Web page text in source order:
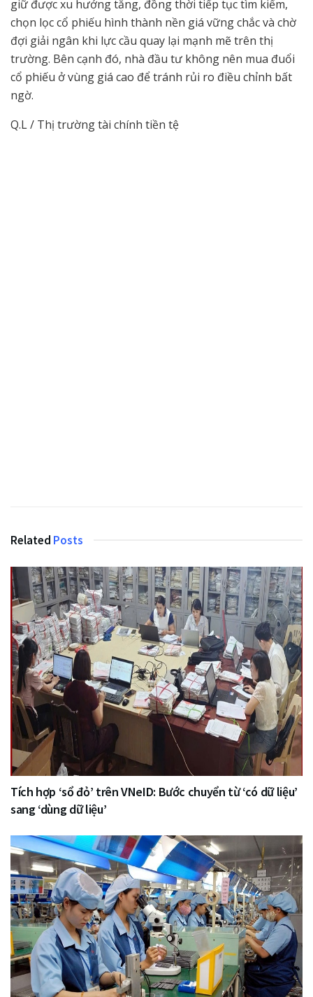
giữ được xu hướng tăng, đồng thời tiếp tục tìm kiếm,
chọn lọc cổ phiếu hình thành nền giá vững chắc và chờ
đợi giải ngân khi lực cầu quay lại mạnh mẽ trên thị
trường. Bên cạnh đó, nhà đầu tư không nên mua đuổi
cổ phiếu ở vùng giá cao để tránh rủi ro điều chỉnh bất
ngờ.
Q.L / Thị trường tài chính tiền tệ
Related Posts
Tích hợp ‘sổ đỏ’ trên VNeID: Bước chuyển từ ‘có dữ liệu’
sang ‘dùng dữ liệu’